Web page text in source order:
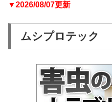
▼2026/08/07更新
ムシプロテック